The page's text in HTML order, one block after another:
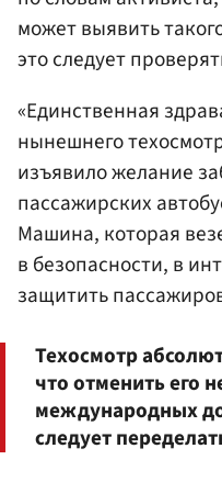
может выявить
это следует
«Единственная
нынешнего
изъявило желание
пассажирских
Машина, которая
в безопасности, в
защитить
Техосмотр
что отменить его
международных
следует